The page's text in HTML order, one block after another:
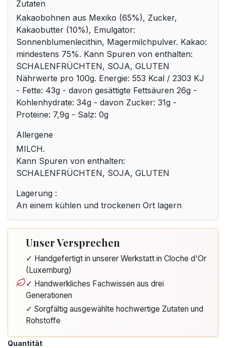
Zutaten
Kakaobohnen aus Mexiko (65%), Zucker,
Kakaobutter (10%), Emulgator:
Sonnenblumenlecithin, Magermilchpulver. Kakao:
mindestens 75%. Kann Spuren von enthalten:
SCHALENFRÜCHTEN, SOJA, GLUTEN
Nährwerte pro 100g. Energie: 553 Kcal / 2303 KJ
- Fette: 43g - davon gesättigte Fettsäuren 26g -
Kohlenhydrate: 34g - davon Zucker: 31g -
Proteine: 7,9g - Salz: 0g
Allergene
MILCH.
Kann Spuren von enthalten:
SCHALENFRÜCHTEN, SOJA, GLUTEN
Lagerung :
An einem kühlen und trockenen Ort lagern
Unser Versprechen
✓ Handgefertigt in unserer Werkstatt in Cloche d'Or
(Luxemburg)
✓ Handwerkliches Fachwissen aus drei
Generationen
✓ Sorgfältig ausgewählte hochwertige Zutaten und
Rohstoffe
Quantität